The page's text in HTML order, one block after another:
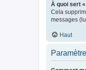
À quoi sert
Cela
messages
Haut